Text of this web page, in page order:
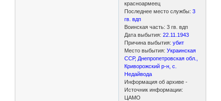
красноармеец
Последнее место службы:3
гв. вдп
Воинская часть: 3 гв. вдп
Дата выбытия: 22.11.1943
Причина выбытия:убит
Место выбытия:Украинская
ССР, Днепропетровская обл.,
Криворожский р-н, с.
Недайвода
Информация об архиве -
Источник информации:
ЦАМО